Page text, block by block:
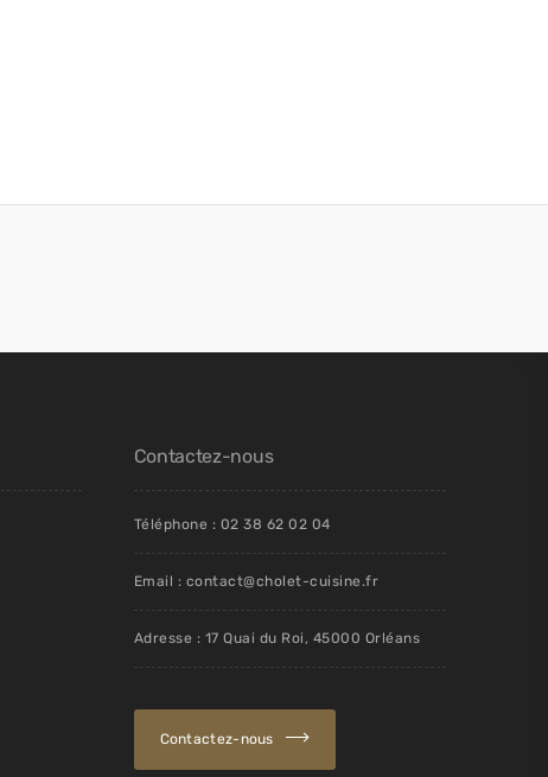
Contactez-nous
Téléphone : 02 38 62 02 04
Email : contact@cholet-cuisine.fr
Adresse : 17 Quai du Roi, 45000 Orléans
Contactez-nous